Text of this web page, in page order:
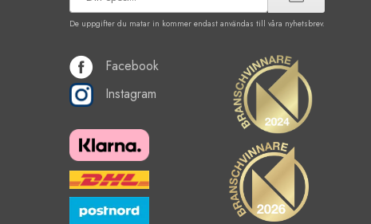
De uppgifter du matar in kommer endast användas till våra nyhetsbrev.
Facebook
Instagram